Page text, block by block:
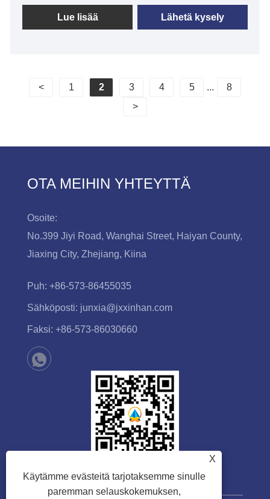
ruuvitoimittajaa, teemme mielellämme yhteistyötä
kanssasi. DIN 7380 kuusiokantainen
vaativat suurta lujuutta ja pyörimiskestävyyttä.
Lue lisää Lähetä kysely
< 1 2 3 4 5 ...
8
>
OTA MEIHIN YHTEYTTÄ
Osoite:
No.399 Jiyi Road, Wanghai Street, Haiyan County,
Jiaxing City, Zhejiang, Kiina
Puh: +86-573-86455035
Sähköposti: junxia@jxxinhan.com
Faksi: +86-573-86030660
X
Käytämme evästeitä tarjotaksemme sinulle
paremman selauskokemuksen,